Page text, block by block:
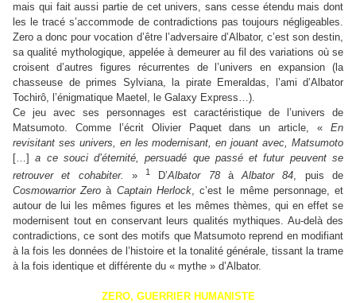
mais qui fait aussi partie de cet univers, sans cesse étendu mais dont
les le tracé s’accommode de contradictions pas toujours négligeables.
Zero a donc pour vocation d’être l’adversaire d’Albator, c’est son destin,
sa qualité mythologique, appelée à demeurer au fil des variations où se
croisent d’autres figures récurrentes de l’univers en expansion (la
chasseuse de primes Sylviana, la pirate Emeraldas, l’ami d’Albator
Tochirô, l’énigmatique Maetel, le Galaxy Express…).
Ce jeu avec ses personnages est caractéristique de l’univers de
Matsumoto. Comme l’écrit Olivier Paquet dans un article, « En
revisitant ses univers, en les modernisant, en jouant avec, Matsumoto
[…]a ce souci d’éternité, persuadé que passé et futur peuvent se
retrouver et cohabiter.
»1 D’Albator 78àAlbator 84 , puis de
Cosmowarrior Zero à Captain Herlock, c’est le même personnage, et
autour de lui les mêmes figures et les mêmes thèmes, qui en effet se
modernisent tout en conservant leurs qualités mythiques. Au-delà des
contradictions, ce sont des motifs que Matsumoto reprend en modifiant
à la fois les données de l’histoire et la tonalité générale, tissant la trame
à la fois identique et différente du « mythe » d’Albator.
ZERO, GUERRIER HUMANISTE